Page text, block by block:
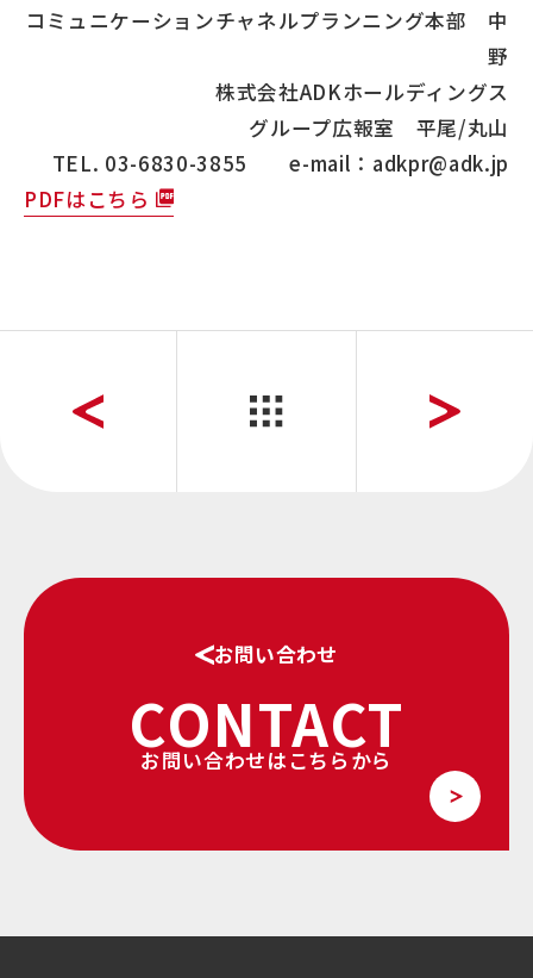
コミュニケーションチャネルプランニング本部 中
野
株式会社ADKホールディングス
グループ広報室 平尾/丸山
TEL. 03-6830-3855 e-mail：adkpr@adk.jp
PDFはこちら
お問い合わせ
CONTACT
お問い合わせはこちらから